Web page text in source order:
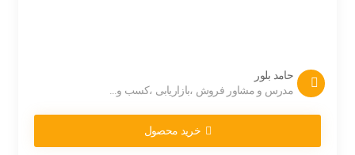
حامد بلور
مدرس و مشاور فروش ،بازاریابی ،کسب و...
خرید محصول